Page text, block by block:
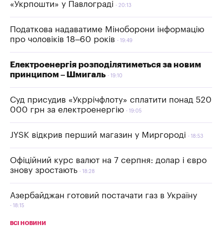
«Укрпошти» у Павлограді 20:13
Податкова надаватиме Міноборони інформацію
про чоловіків 18–60 років
19:49
Електроенергія розподілятиметься за новим
принципом – Шмигаль
19:10
Суд присудив «Укррічфлоту» сплатити понад 520
000 грн за електроенергію
19:05
JYSK відкрив перший магазин у Миргороді 18:53
Офіційний курс валют на 7 серпня: долар і євро
знову зростають
18:28
Азербайджан готовий постачати газ в Україну
18:15
ВСІ НОВИНИ